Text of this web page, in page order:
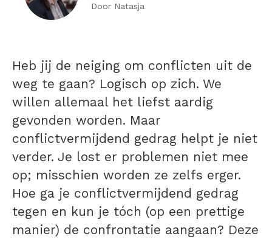
Door Natasja
Heb jij de neiging om conflicten uit de
weg te gaan? Logisch op zich. We
willen allemaal het liefst aardig
gevonden worden. Maar
conflictvermijdend gedrag helpt je niet
verder. Je lost er problemen niet mee
op; misschien worden ze zelfs erger.
Hoe ga je conflictvermijdend gedrag
tegen en kun je tóch (op een prettige
manier) de confrontatie aangaan? Deze